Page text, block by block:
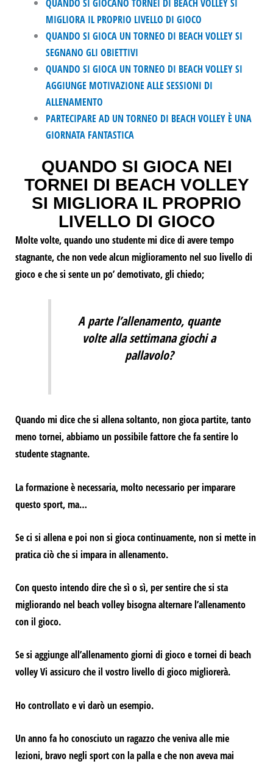
QUANDO SI GIOCANO TORNEI DI BEACH VOLLEY SI
MIGLIORA IL PROPRIO LIVELLO DI GIOCO
QUANDO SI GIOCA UN TORNEO DI BEACH VOLLEY SI
SEGNANO GLI OBIETTIVI
QUANDO SI GIOCA UN TORNEO DI BEACH VOLLEY SI
AGGIUNGE MOTIVAZIONE ALLE SESSIONI DI
ALLENAMENTO
PARTECIPARE AD UN TORNEO DI BEACH VOLLEY È UNA
GIORNATA FANTASTICA
QUANDO SI GIOCA NEI
TORNEI DI BEACH VOLLEY
SI MIGLIORA IL PROPRIO
LIVELLO DI GIOCO
Molte volte, quando uno studente mi dice di averetempo
stagnante, che non vede alcun miglioramento nel suo livello di
gioco e che si sente un po’ demotivato, gli chiedo;
A parte l’allenamento, quante
volte alla settimana giochi a
pallavolo?
Quando mi dice che si allena soltanto, non gioca partite, tanto
meno tornei,abbiamo un possibile fattore che fa sentire lo
studente stagnante.
La formazione è necessaria,molto necessario per imparare
questo sport, ma…
Se ci si allena e poinon si gioca continuamente, non si mette in
pratica ciò che si impara in allenamento.
Con questo intendo dire chesì o sì, per sentire che si sta
migliorando nel beach volley bisogna alternare l’allenamento
con il gioco.
Se si aggiunge all’allenamentogiorni di gioco e tornei di beach
volleyVi assicuro che il vostro livello di gioco migliorerà.
Ho controllato e vi darò un esempio.
Un anno fa ho conosciuto un ragazzo che veniva alle mie
lezioni, bravo negli sport con la palla e che non aveva mai